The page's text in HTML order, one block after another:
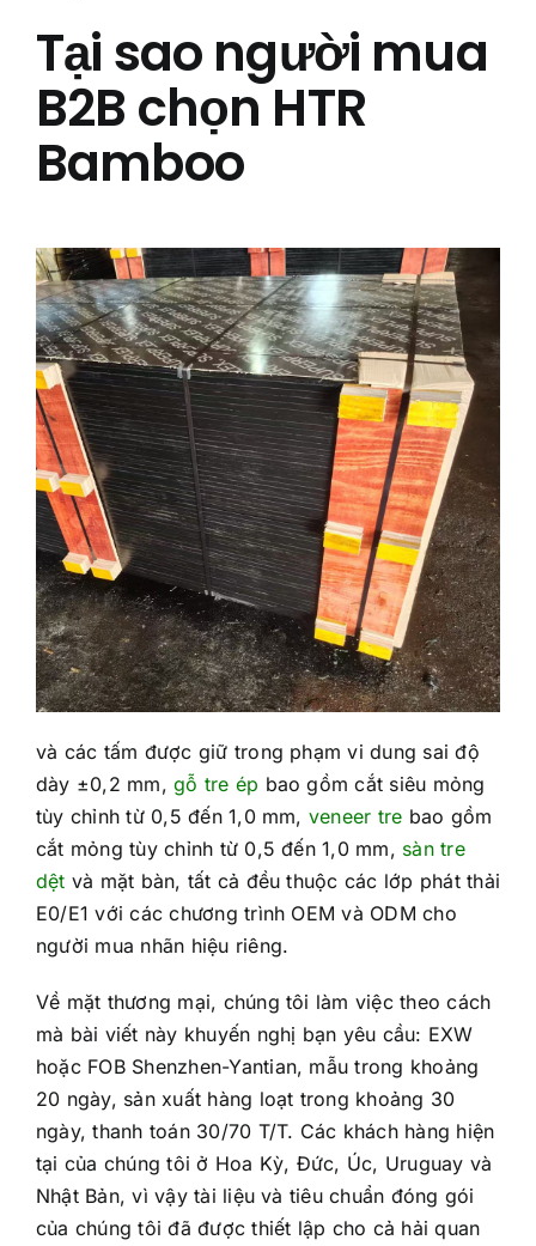
Tại sao người mua
B2B chọn HTR
Bamboo
và các tấm được giữ trong phạm vi dung sai độ
dày ±0,2 mm,gỗ tre ép bao gồm cắt siêu mỏng
tùy chỉnh từ 0,5 đến 1,0 mm, veneer tre bao gồm
cắt mỏng tùy chỉnh từ 0,5 đến 1,0 mm, sàn tre
dệt và mặt bàn, tất cả đều thuộc các lớp phát thải
E0/E1 với các chương trình OEM và ODM cho
người mua nhãn hiệu riêng.
Về mặt thương mại, chúng tôi làm việc theo cách
mà bài viết này khuyến nghị bạn yêu cầu: EXW
hoặc FOB Shenzhen-Yantian, mẫu trong khoảng
20 ngày, sản xuất hàng loạt trong khoảng 30
ngày, thanh toán 30/70 T/T. Các khách hàng hiện
tại của chúng tôi ở Hoa Kỳ, Đức, Úc, Uruguay và
Nhật Bản, vì vậy tài liệu và tiêu chuẩn đóng gói
của chúng tôi đã được thiết lập cho cả hải quan